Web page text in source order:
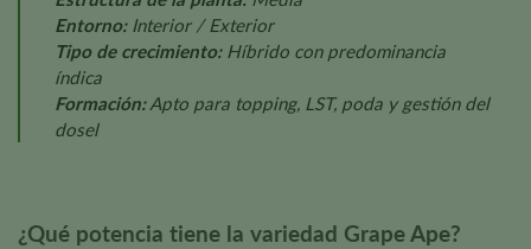
Entorno:Interior / Exterior
Tipo de crecimiento:Híbrido con predominancia
índica
Formación:Apto para topping, LST, poda y gestión del
dosel
¿Qué potencia tiene la variedad Grape Ape?